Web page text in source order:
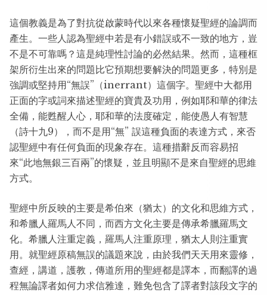
這個教義是為了對抗從啟蒙時代以來各種懷疑聖經的論調而
產生。一些人認為聖經中若是有小錯誤或不一致的地方，豈
不是不可靠嗎？這是純理性討論的必然結果。然而，這種框
架所衍生出來的問題比它預期想要解決的問題更多，特別是
強調或堅持用“無誤”（inerrant）這個字。聖經中大都用
正面的字或詞來描述聖經的寶貴及功用，例如耶和華的律法
全備，能甦醒人心，耶和華的法度確定，能使愚人有智慧
（詩十九9），而不是用“無” 誤這種負面的表達方式，來否
認聖經中有任何負面的現象存在。這種措辭反而容易招
來“此地無銀三百兩”的懷疑，並且明顯不是來自聖經的思維
方式。
聖經中所反映的主要是希伯來（猶太）的文化和思維方式，
和希臘人羅馬人不同，而西方文化主要是傳承希臘羅馬文
化。希臘人注重定義，羅馬人注重原理，猶太人則注重實
用。就聖經原稿無誤的議題來說，由於我們天天用來靈修，
查經，講道，護教，傳道所用的聖經都是譯本，而翻譯的過
程無論譯者如何力求信雅達，難免包含了譯者對該段文字的